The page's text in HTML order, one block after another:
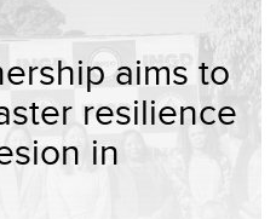
aims to
resilience
in